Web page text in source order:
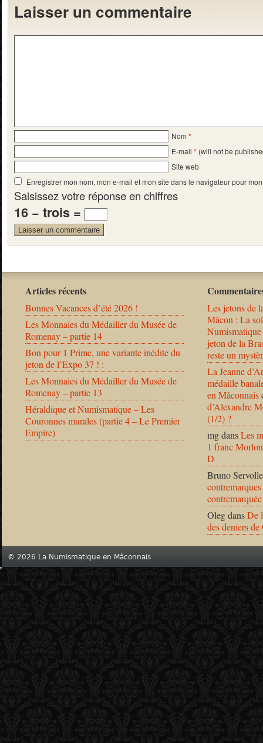
Laisser un commentaire
Nom *
E-mail * (will not be
Site web
Enregistrer mon nom, mon e-mail et mon site dans le navigateur pour
Saisissez votre réponse en chiffres
16 − trois =
Articles récents
Bonnes Vacances d’été 2026 !
Les Monnaies du Médailler du Musée de
Romenay – partie 14
Bon pour 1 Prime, une variante inédite du
jeton de l’Expo 37 ! :
Les Monnaies du Médailler du Musée de
Romenay – partie 13
Héraldique et Numismatique – Les
Couronnes murales (partie 4 – Le Premier
Empire)
Les jetons de
Mâcon : La
jeton de la
reste un
La Jeanne
médaille
en Mâconnais
d’Alexandre
(1/2) ?
mgdansLes
1 franc
D
Bruno Servolle
OlegdansDe
des deniers
© 2026 La Numismatique en Mâconnais